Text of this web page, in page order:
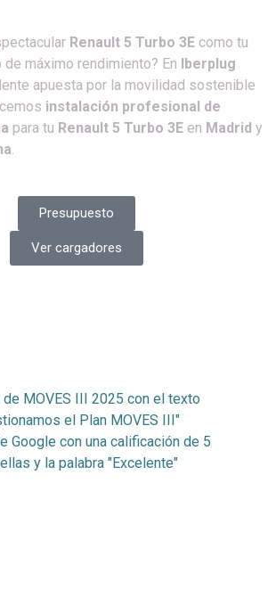
Renault 5 Turbo 3E como tu
máximo rendimiento? En Iberplug
apuesta por la movilidad sostenible
instalación profesional de
para tu Renault 5 Turbo 3E en Madrid y
Presupuesto
Ver cargadores